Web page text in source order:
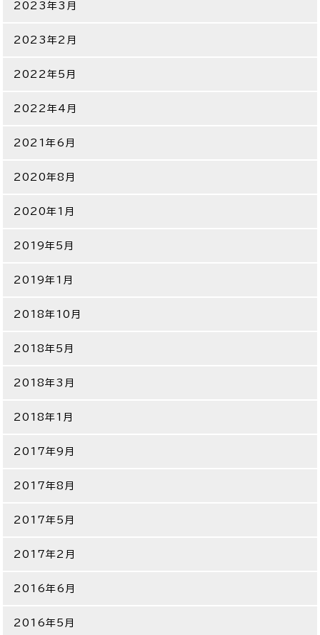
2023年3月
2023年2月
2022年5月
2022年4月
2021年6月
2020年8月
2020年1月
2019年5月
2019年1月
2018年10月
2018年5月
2018年3月
2018年1月
2017年9月
2017年8月
2017年5月
2017年2月
2016年6月
2016年5月